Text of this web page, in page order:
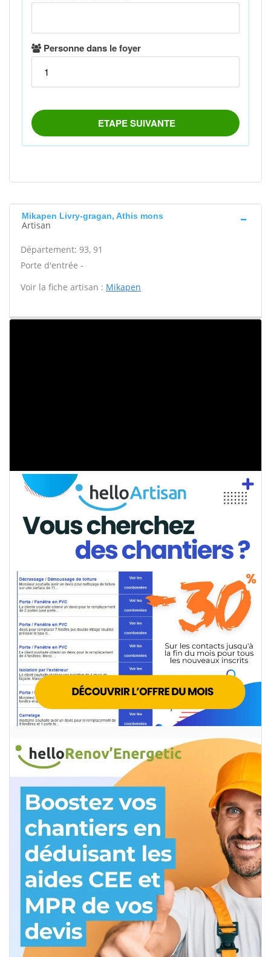
Mikapen Livry-gragan, Athis mons
Artisan
Département: 93, 91
Porte d'entrée -
Voir la fiche artisan : Mikapen